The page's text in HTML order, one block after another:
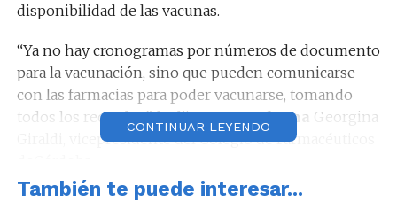
disponibilidad de las vacunas.
“Ya no hay cronogramas por números de documento
para la vacunación, sino que pueden comunicarse
con las farmacias para poder vacunarse, tomando
todos los recaudos”, le dijo aGEF Informa Georgina
Giraldi, vicepresidente del Colegio de Farmacéuticos
CONTINUAR LEYENDO
También te puede interesar...